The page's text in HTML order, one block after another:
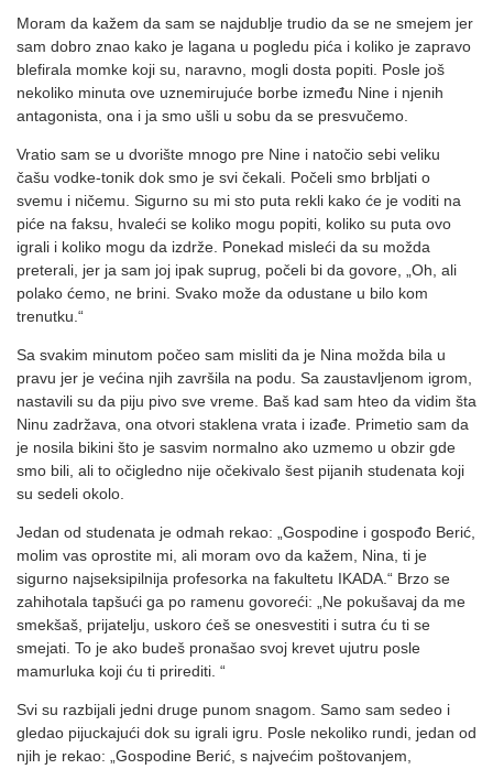
Moram da kažem da sam se najdublje trudio da se ne smejem jer
sam dobro znao kako je lagana u pogledu pića i koliko je zapravo
blefirala momke koji su, naravno, mogli dosta popiti. Posle još
nekoliko minuta ove uznemirujuće borbe između Nine i njenih
antagonista, ona i ja smo ušli u sobu da se presvučemo.
Vratio sam se u dvorište mnogo pre Nine i natočio sebi veliku
čašu vodke-tonik dok smo je svi čekali. Počeli smo brbljati o
svemu i ničemu. Sigurno su mi sto puta rekli kako će je voditi na
piće na faksu, hvaleći se koliko mogu popiti, koliko su puta ovo
igrali i koliko mogu da izdrže. Ponekad misleći da su možda
preterali, jer ja sam joj ipak suprug, počeli bi da govore, „Oh, ali
polako ćemo, ne brini. Svako može da odustane u bilo kom
trenutku.“
Sa svakim minutom počeo sam misliti da je Nina možda bila u
pravu jer je većina njih završila na podu. Sa zaustavljenom igrom,
nastavili su da piju pivo sve vreme. Baš kad sam hteo da vidim šta
Ninu zadržava, ona otvori staklena vrata i izađe. Primetio sam da
je nosila bikini što je sasvim normalno ako uzmemo u obzir gde
smo bili, ali to očigledno nije očekivalo šest pijanih studenata koji
su sedeli okolo.
Jedan od studenata je odmah rekao: „Gospodine i gospođo Berić,
molim vas oprostite mi, ali moram ovo da kažem, Nina, ti je
sigurno najseksipilnija profesorka na fakultetu IKADA.“ Brzo se
zahihotala tapšući ga po ramenu govoreći: „Ne pokušavaj da me
smekšaš, prijatelju, uskoro ćeš se onesvestiti i sutra ću ti se
smejati. To je ako budeš pronašao svoj krevet ujutru posle
mamurluka koji ću ti prirediti. “
Svi su razbijali jedni druge punom snagom. Samo sam sedeo i
gledao pijuckajući dok su igrali igru. Posle nekoliko rundi, jedan od
njih je rekao: „Gospodine Berić, s najvećim poštovanjem,